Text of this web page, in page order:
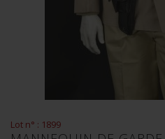
Lot n° : 1899